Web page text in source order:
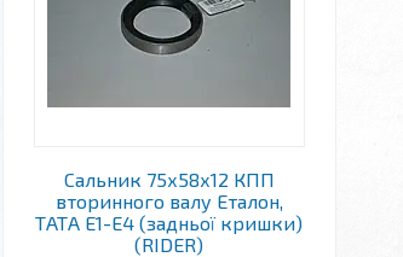
Сальник 75х58х12 КПП
вторинного валу Еталон,
ТАТА Е1-Е4 (задньої кришки)
(RIDER)